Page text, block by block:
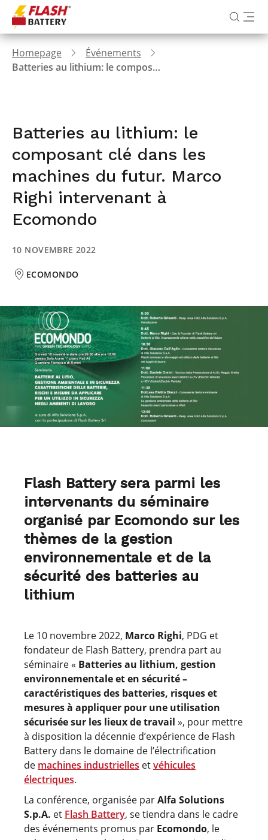
Homepage
Événements
Batteries au lithium: le composant clé dans les machines du futur. Marco Righi intervenant à Ecomondo
Batteries au lithium: le
composant clé dans les
machines du futur. Marco
Righi intervenant à
Ecomondo
10 NOVEMBRE 2022
ECOMONDO
Flash Battery sera parmi les
intervenants du séminaire
organisé par Ecomondo sur les
thèmes de la gestion
environnementale et de la
sécurité des batteries au
lithium
Le 10 novembre 2022, Marco Righi, PDG et
fondateur de Flash Battery, prendra part au
séminaire « Batteries au lithium, gestion
environnementale et en sécurité –
caractéristiques des batteries, risques et
mesures à appliquer pour une utilisation
sécurisée sur les lieux de travail », pour mettre
à disposition la décennie d’expérience de Flash
Battery dans le domaine de l’électrification
de machines industrielles etvéhicules
électriques.
La conférence, organisée parAlfa Solutions
S.p.A. et Flash Battery, se tiendra dans le cadre
des événements promus par Ecomondo, le